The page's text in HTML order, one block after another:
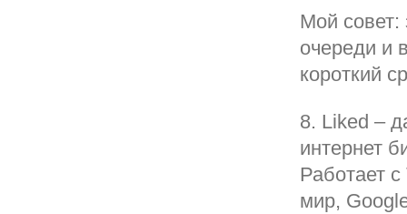
Мой совет:
очереди и
короткий
8. Liked –
интернет
Работает
мир,